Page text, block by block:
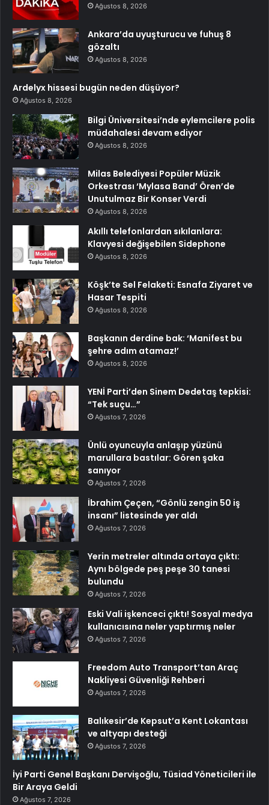
Ağustos 8, 2026
Ankara’da uyuşturucu ve fuhuş 8
gözaltı
Ağustos 8, 2026
Ardelyx hissesi bugün neden düşüyor?
Ağustos 8, 2026
Bilgi Üniversitesi’nde eylemcilere polis
müdahalesi devam ediyor
Ağustos 8, 2026
Milas Belediyesi Popüler Müzik
Orkestrası ‘Mylasa Band’ Ören’de
Unutulmaz Bir Konser Verdi
Ağustos 8, 2026
Akıllı telefonlardan sıkılanlara:
Klavyesi değişebilen Sidephone
Ağustos 8, 2026
Köşk’te Sel Felaketi: Esnafa Ziyaret ve
Hasar Tespiti
Ağustos 8, 2026
Başkanın derdine bak: ‘Manifest bu
şehre adım atamaz!’
Ağustos 8, 2026
YENİ Parti’den Sinem Dedetaş tepkisi:
“Tek suçu…”
Ağustos 7, 2026
Ünlü oyuncuyla anlaşıp yüzünü
marullara bastılar: Gören şaka
sanıyor
Ağustos 7, 2026
İbrahim Çeçen, “Gönlü zengin 50 iş
insanı” listesinde yer aldı
Ağustos 7, 2026
Yerin metreler altında ortaya çıktı:
Aynı bölgede peş peşe 30 tanesi
bulundu
Ağustos 7, 2026
Eski Vali işkenceci çıktı! Sosyal medya
kullanıcısına neler yaptırmış neler
Ağustos 7, 2026
Freedom Auto Transport’tan Araç
Nakliyesi Güvenliği Rehberi
Ağustos 7, 2026
Balıkesir’de Kepsut’a Kent Lokantası
ve altyapı desteği
Ağustos 7, 2026
İyi Parti Genel Başkanı Dervişoğlu, Tüsiad Yöneticileri ile
Bir Araya Geldi
Ağustos 7, 2026